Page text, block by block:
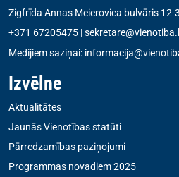
Zigfrīda Annas Meierovica bulvāris 12-
+371 67205475 |
Medijiem saziņai:
Izvēlne
Aktualitātes
Jaunās Vienotības statūti
Pārredzamības paziņojumi
Programmas novadiem 2025